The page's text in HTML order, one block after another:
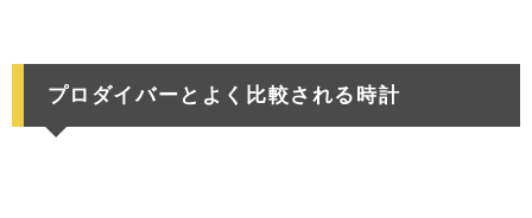
プロダイバーとよく比較される時計